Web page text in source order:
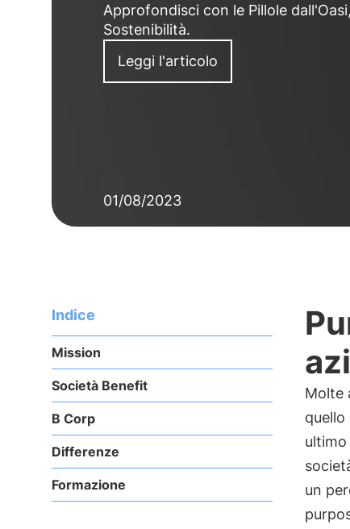
Approfondisci con le Pillole
Sostenibilità.
Leggi l'articolo
01/08/2023
Indice
Mission
Società Benefit
B Corp
Differenze
Formazione
Molte
quello
ultimo
un